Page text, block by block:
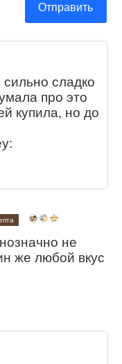
Отправить
сладко
про это
купила, но до
не
же любой вкус